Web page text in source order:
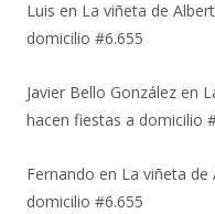
Luis en La viñeta de
domicilio #6.655
Javier Bello González en
hacen fiestas a domicilio
Fernando en La viñeta de
domicilio #6.655